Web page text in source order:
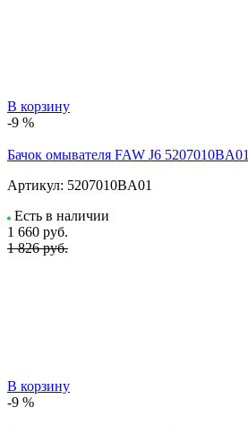
В корзину
-9 %
Бачок омывателя FAW J6 5207010BA01
Артикул: 5207010BA01
Есть в наличии
1 660 руб.
1 826 руб.
В корзину
-9 %